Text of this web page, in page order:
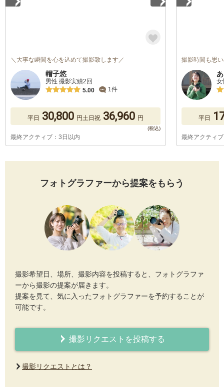
＼大事な瞬間を心を込めて撮影致します／
帽子悠
男性 撮影実績2回
5.00
1件
平日 30,800 円土日祝 36,960 円
最終アクティブ：3日以内
撮影時間も思
女
平日
最終アクティ
フォトグラファーから提案をもらう
撮影希望日、場所、撮影内容を投稿すると、フォトグラファ
ーから撮影の提案が届きます。
提案を見て、気に入ったフォトグラファーを予約することが
可能です。
撮影リクエストを投稿する
撮影リクエストとは？